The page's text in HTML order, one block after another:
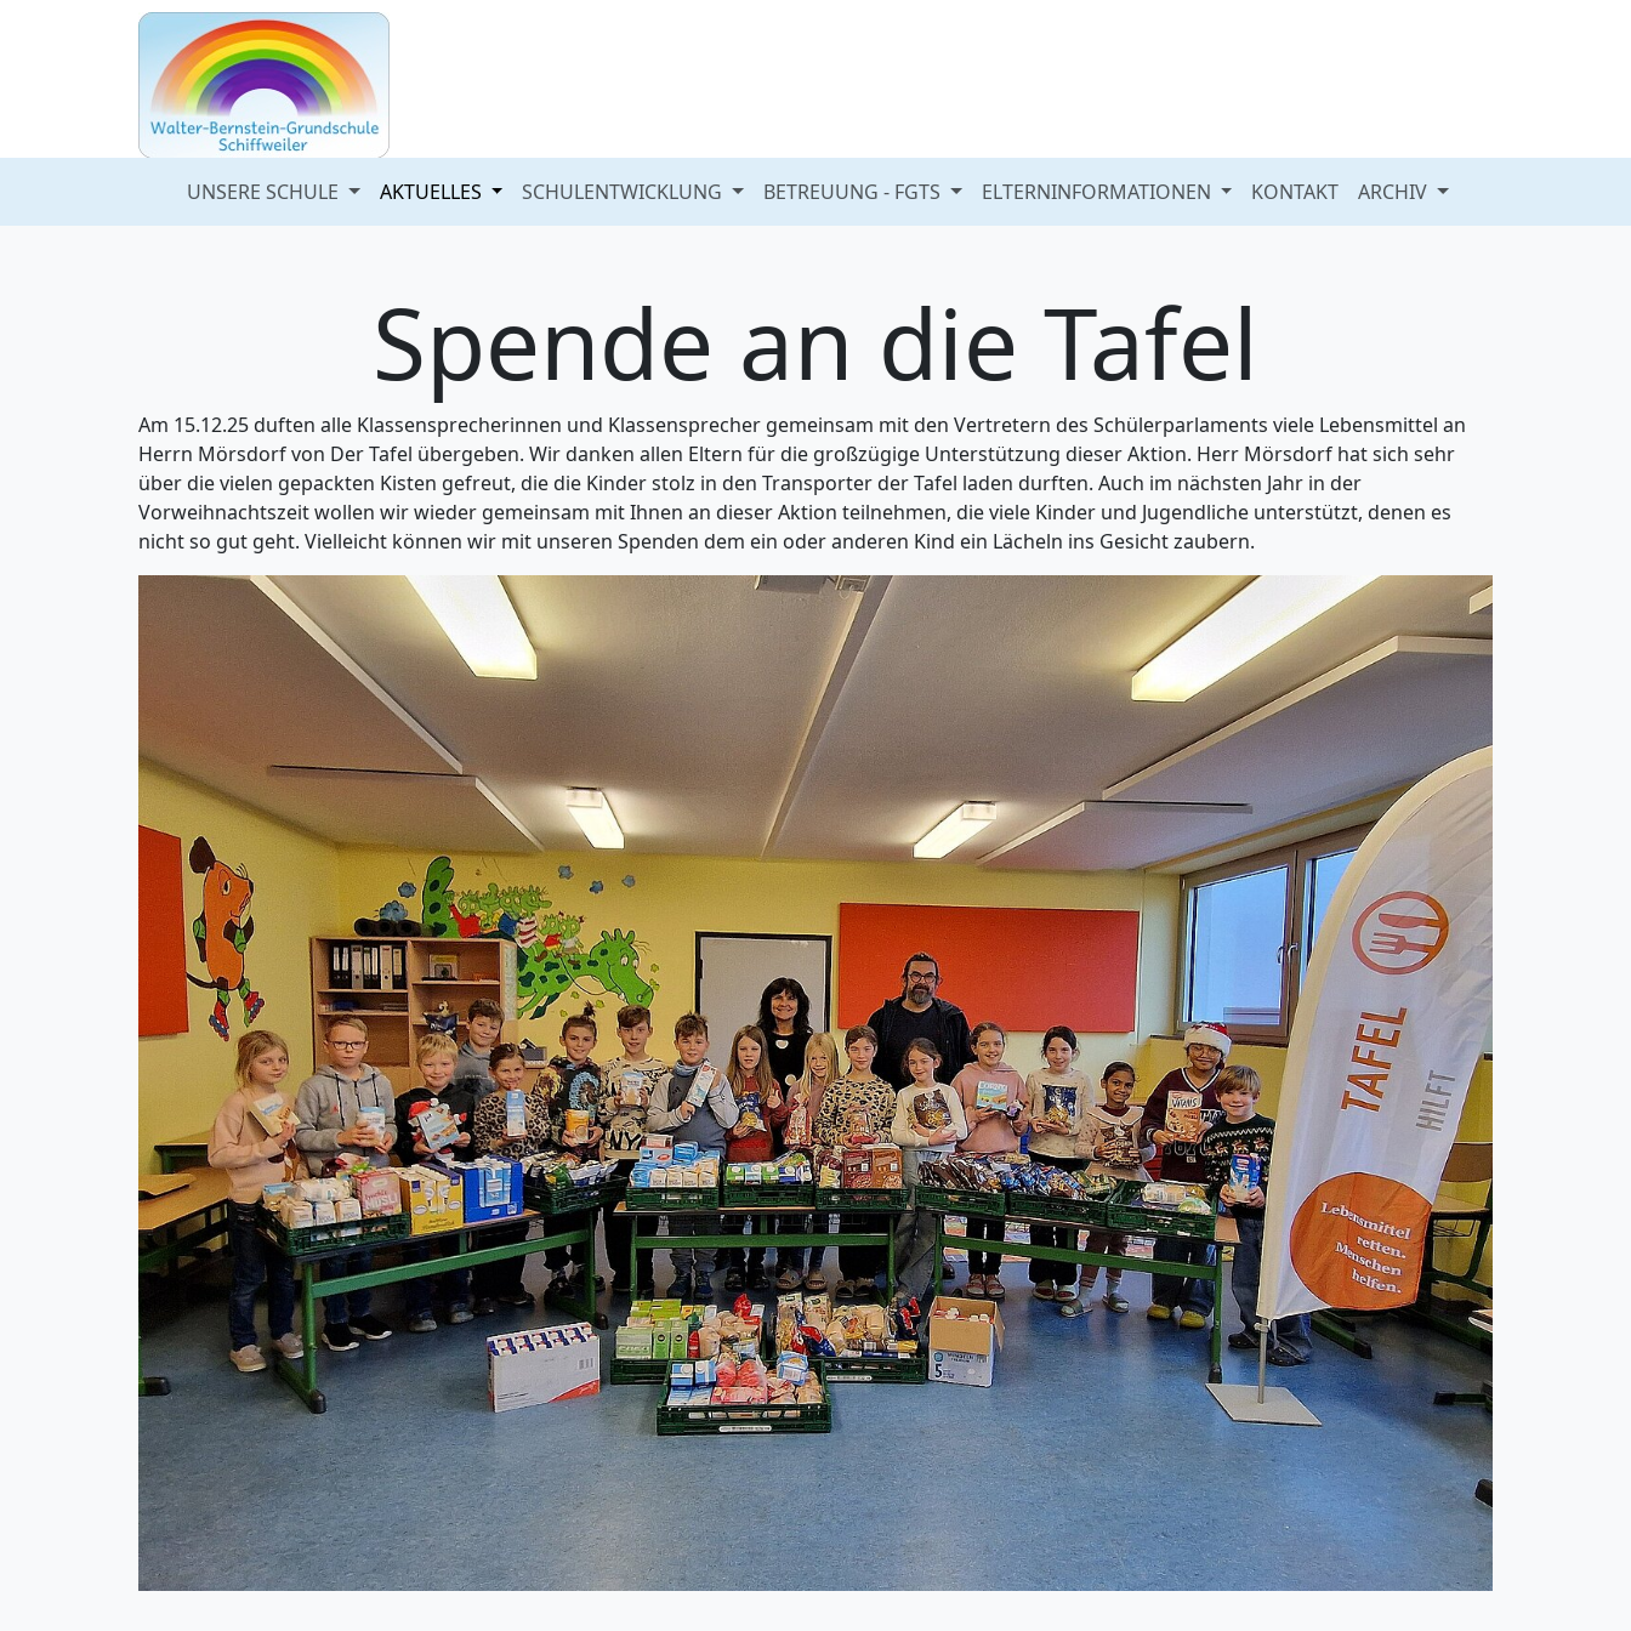
UNSERE SCHULE AKTUELLES SCHULENTWICKLUNG BETREUUNG - FGTS ELTERNINFORMATIONEN KONTAKT ARCHIV
Spende an die Tafel
Am 15.12.25 duften alle Klassensprecherinnen und Klassensprecher gemeinsam mit den Vertretern des Schülerparlaments viele Lebensmittel an
Herrn Mörsdorf von Der Tafel übergeben. Wir danken allen Eltern für die großzügige Unterstützung dieser Aktion. Herr Mörsdorf hat sich sehr
über die vielen gepackten Kisten gefreut, die die Kinder stolz in den Transporter der Tafel laden durften. Auch im nächsten Jahr in der
Vorweihnachtszeit wollen wir wieder gemeinsam mit Ihnen an dieser Aktion teilnehmen, die viele Kinder und Jugendliche unterstützt, denen es
nicht so gut geht. Vielleicht können wir mit unseren Spenden dem ein oder anderen Kind ein Lächeln ins Gesicht zaubern.